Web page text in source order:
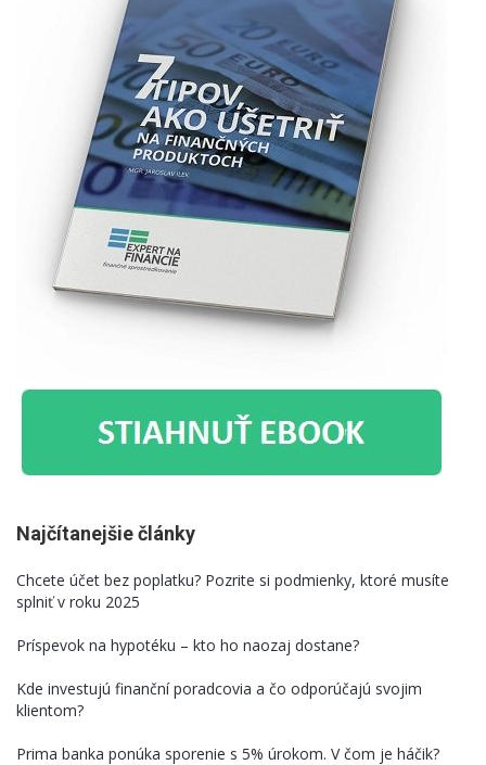
Najčítanejšie články
Chcete účet bez poplatku? Pozrite si podmienky, ktoré musíte
splniť v roku 2025
Príspevok na hypotéku – kto ho naozaj dostane?
Kde investujú finanční poradcovia a čo odporúčajú svojim
klientom?
Prima banka ponúka sporenie s 5% úrokom. V čom je háčik?